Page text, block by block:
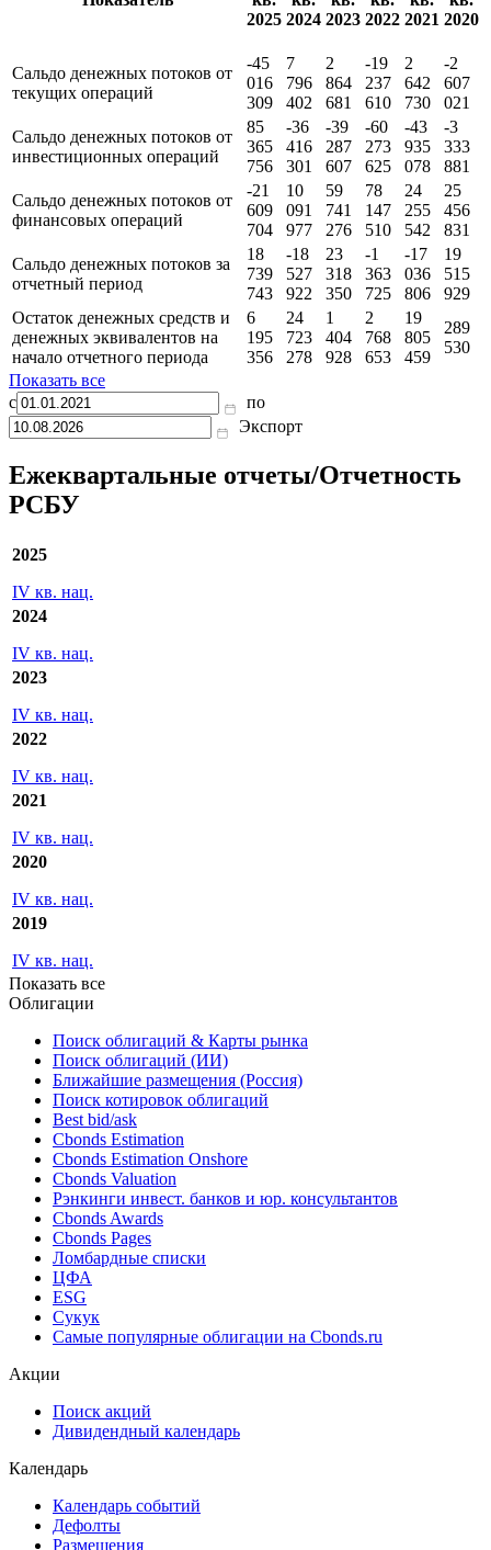
Отчет о движении денежных средств
Показатель
IV
кв.
2025
IV
кв.
2024
кв.
2023
IV
кв.
2022
кв.
2021
IV
кв.
2020
Сальдо денежных потоков от
текущих операций
-45
016
309
7
796
402
2
864
681
-19
237
610
2
642
730
-2
607
021
Сальдо денежных потоков от
инвестиционных операций
85
365
756
-36
416
301
-39
287
607
-60
273
625
-43
935
078
-3
333
881
Сальдо денежных потоков от
финансовых операций
-21
609
704
10
091
977
59
741
276
78
147
510
24
255
542
25
456
831
Сальдо денежных потоков за
отчетный период
18
739
743
-18
527
922
23
318
350
-1
363
725
-17
036
806
19
515
Остаток денежных средств и
денежных эквивалентов на
начало отчетного периода
195
356
278
с
по
Ежеквартальные отчеты/Отчетность
РСБУ
IV кв. нац.
IV кв. нац.
IV кв. нац.
IV кв. нац.
IV кв. нац.
IV кв. нац.
2019
IV кв. нац.
Показать все
Облигации
Поиск облигаций & Карты рынка
Поиск облигаций (ИИ)
Ближайшие размещения (Россия)
Поиск котировок облигаций
Best bid/ask
Cbonds Estimation
Cbonds Estimation Onshore
Cbonds Valuation
Рэнкинги инвест. банков и юр. консультантов
Cbonds Awards
Cbonds Pages
Ломбардные списки
ESG
Самые популярные облигации на Cbonds.ru
Дивидендный календарь
Календарь